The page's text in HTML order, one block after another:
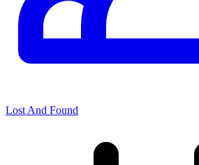
Lost And Found